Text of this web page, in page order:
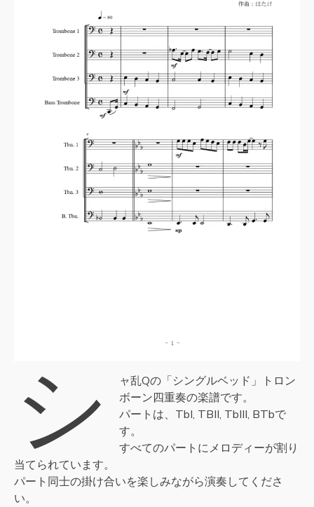
シ
ャ乱Qの「シングルベッド」トロン
ボーン四重奏の楽譜です。
パートは、TbI, TBII, TbIII, BTbで
す。
すべてのパートにメロディーが割り
当てられています。
パート同士の掛け合いを楽しみながら演奏してくださ
い。